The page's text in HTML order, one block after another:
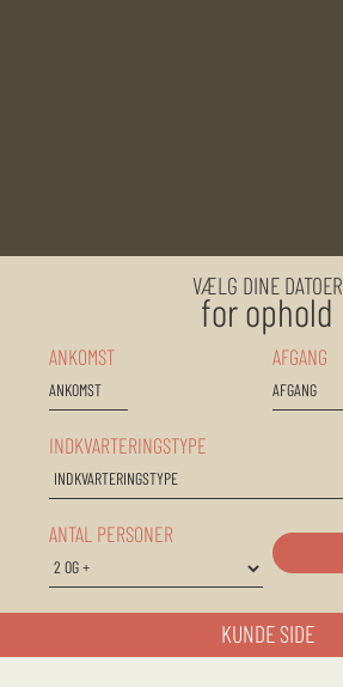
VÆLG DINE DATOER
for ophold
ANKOMST AFGANG
INDKVARTERINGSTYPE
ANTAL PERSONER
KUNDE SIDE